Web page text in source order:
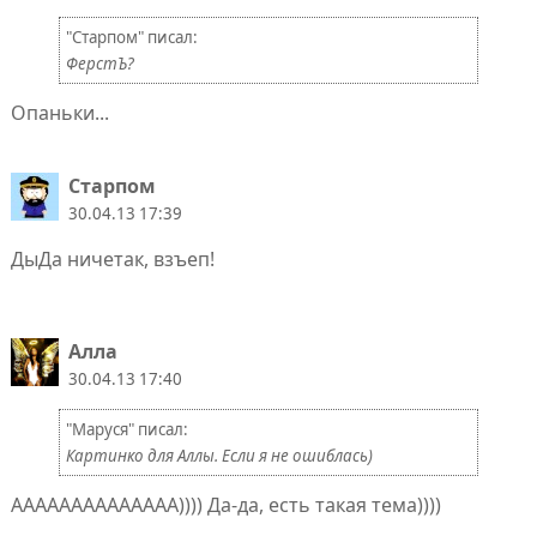
"Старпом" писал:
ФерстЪ?
Опаньки...
Старпом
30.04.13 17:39
ДыДа ничетак, взъеп!
Алла
30.04.13 17:40
"Маруся" писал:
Картинко для Аллы. Если я не ошиблась)
АААААААААААААА)))) Да-да, есть такая тема))))